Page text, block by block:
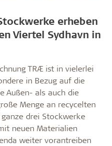
erheben
Viertel Sydhavn in
TRÆ ist in vielerlei
in Bezug auf die
Außen- als auch die
Menge an recycelten
drei Stockwerke
neuen Materialien
weiter vorantreiben